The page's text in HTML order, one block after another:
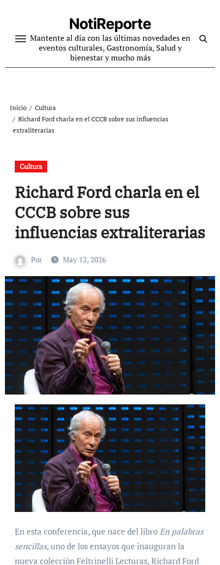
contenido
NotiReporte
Mantente al día con las últimas novedades en
eventos culturales, Gastronomía, Salud y
bienestar y mucho más
Inicio
Cultura
Richard Ford charla en el CCCB sobre sus influencias
extraliterarias
Cultura
Richard Ford charla en el
CCCB sobre sus
influencias extraliterarias
Por May 12, 2026
En esta conferencia, que nace del libroEn palabras
sencillas, uno de los ensayos que inauguran la
nueva colección Feltrinelli Lecturas, Richard Ford